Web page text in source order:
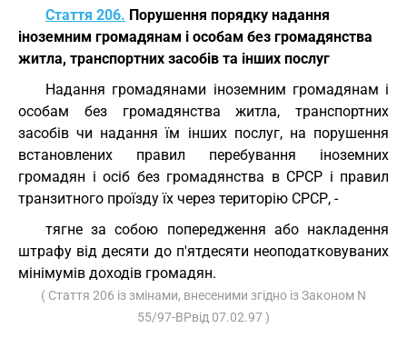
Стаття 206. Порушення порядку надання
іноземним громадянам і особам без громадянства
житла, транспортних засобів та інших послуг
Надання громадянами іноземним громадянам і
особам без громадянства житла, транспортних
засобів чи надання їм інших послуг, на порушення
встановлених правил перебування іноземних
громадян і осіб без громадянства в СРСР і правил
транзитного проїзду їх через територію СРСР, -
тягне за собою попередження або накладення
штрафу від десяти до п'ятдесяти неоподатковуваних
мінімумів доходів громадян.
( Стаття 206 із змінами, внесеними згідно із Законом N
55/97-ВРвід 07.02.97 )